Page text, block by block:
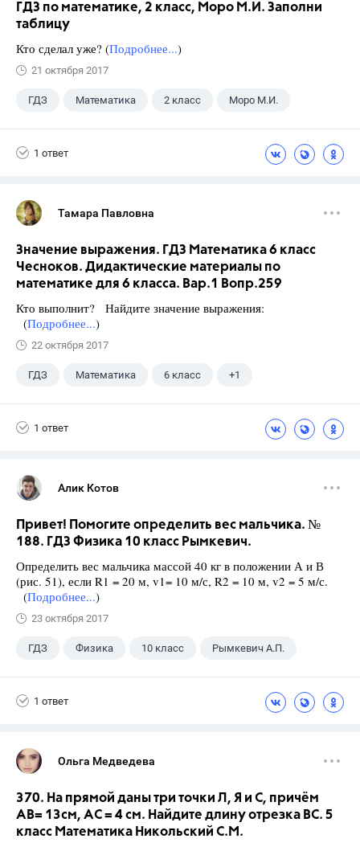
ГДЗ по математике, 2 класс, Моро М.И. Заполни
таблицу
Кто сделал уже? (Подробнее...)
21 октября 2017
ГДЗ Математика 2 класс Моро М.И.
1 ответ
Тамара Павловна
Значение выражения. ГДЗ Математика 6 класс
Чесноков. Дидактические материалы по
математике для 6 класса. Вар.1 Вопр.259
Кто выполнит? Найдите значение выражения:
(Подробнее...)
22 октября 2017
ГДЗ Математика 6 класс +1
1 ответ
Алик Котов
Привет! Помогите определить вес мальчика. №
188. ГДЗ Физика 10 класс Рымкевич.
Определить вес мальчика массой 40 кг в положении А и В
(рис. 51), если R1 = 20 м, v1= 10 м/с, R2 = 10 м, v2 = 5 м/с.
(Подробнее...)
23 октября 2017
ГДЗ Физика 10 класс Рымкевич А.П.
1 ответ
Ольга Медведева
370. На прямой даны три точки Л, Я и С, причём
АВ= 13см, АС = 4 см. Найдите длину отрезка ВС. 5
класс Математика Никольский С.М.